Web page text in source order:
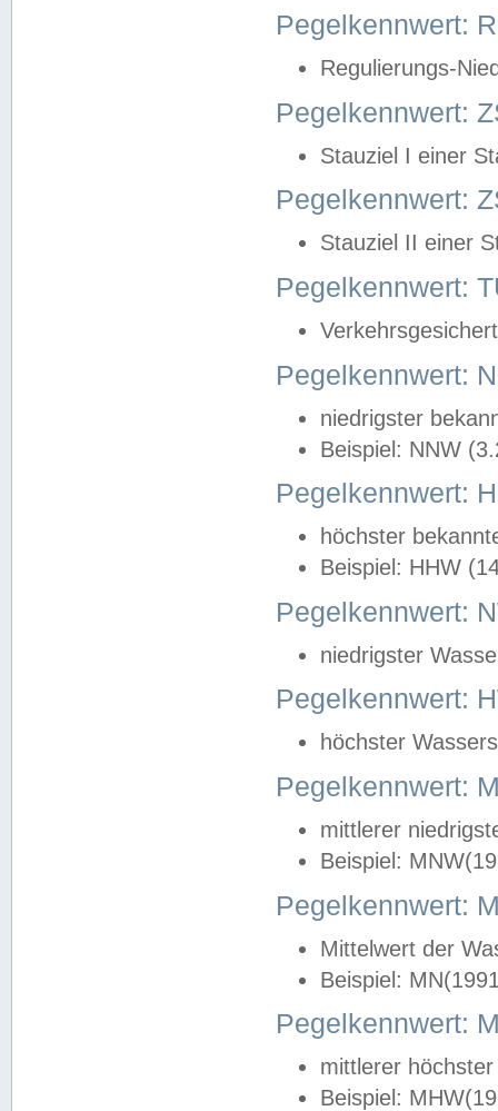
Pegelkennwert:
Regulierungs-
Pegelkennwert:
Stauziel I einer
Pegelkennwert:
Stauziel II einer
Pegelkennwert:
Pegelkennwert:
niedrigster
Beispiel: NNW
Pegelkennwert:
höchster
Beispiel: HHW
Pegelkennwert:
niedrigster
Pegelkennwert:
höchster
Pegelkennwert:
mittlerer
Beispiel:
Pegelkennwert:
Mittelwert der
Beispiel:
Pegelkennwert:
mittlerer
Beispiel: